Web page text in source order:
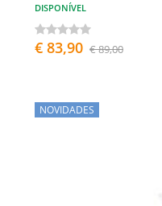
DISPONÍVEL
€ 83,90 € 89,00
NOVIDADES